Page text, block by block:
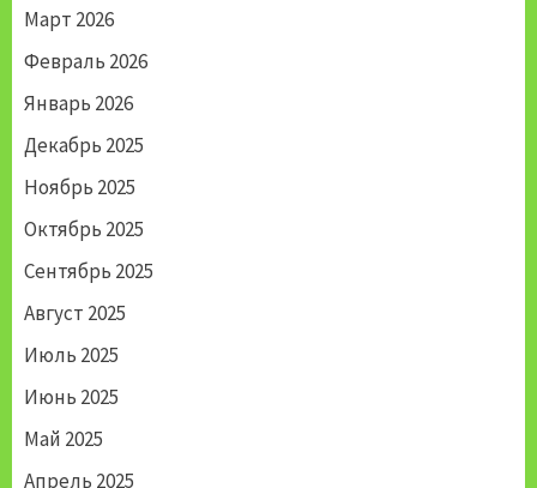
Март 2026
Февраль 2026
Январь 2026
Декабрь 2025
Ноябрь 2025
Октябрь 2025
Сентябрь 2025
Август 2025
Июль 2025
Июнь 2025
Май 2025
Апрель 2025